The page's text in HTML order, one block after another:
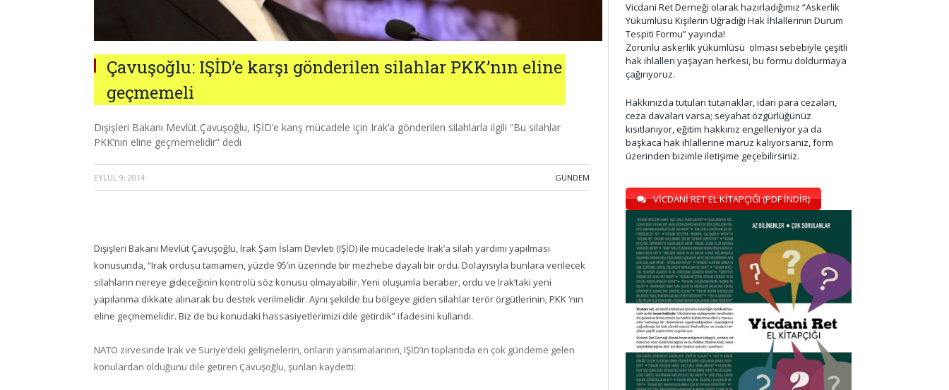
Çavuşoğlu: IŞİD’e karşı gönderilen silahlar PKK’nın eline
geçmemeli
Dışişleri Bakanı Mevlüt Çavuşoğlu, IŞİD’e karış mücadele için Irak’a gönderilen silahlarla ilgili “Bu silahlar
PKK’nın eline geçmemelidir” dedi
EYLÜL 9, 2014 · GÜNDEM
Dışişleri Bakanı Mevlüt Çavuşoğlu, Irak Şam İslam Devleti (IŞİD) ile mücadelede Irak’a silah yardımı yapılması
konusunda, “Irak ordusu tamamen, yüzde 95’in üzerinde bir mezhebe dayalı bir ordu. Dolayısıyla bunlara verilecek
silahların nereye gideceğinin kontrolü söz konusu olmayabilir. Yeni oluşumla beraber, ordu ve Irak’taki yeni
yapılanma dikkate alınarak bu destek verilmelidir. Aynı şekilde bu bölgeye giden silahlar terör örgütlerinin, PKK ‘nın
eline geçmemelidir. Biz de bu konudaki hassasiyetlerimizi dile getirdik” ifadesini kullandı.
NATO zirvesinde Irak ve Suriye’deki gelişmelerin, onların yansımalarının, IŞİD’in toplantıda en çok gündeme gelen
konulardan olduğunu dile getiren Çavuşoğlu, şunları kaydetti:
Vicdani Ret Derneği olarak hazırladığımız “Askerlik
Yükümlüsü Kişilerin Uğradığı Hak İhlallerinin Durum
Tespiti Formu” yayında!
Zorunlu askerlik yükümlüsü olması sebebiyle çeşitli
hak ihlalleri yaşayan herkesi, bu formu doldurmaya
çağırıyoruz.
Hakkınızda tutulan tutanaklar, idari para cezaları,
ceza davaları varsa; seyahat özgürlüğünüz
kısıtlanıyor, eğitim hakkınız engelleniyor ya da
başkaca hak ihlallerine maruz kalıyorsanız, form
üzerinden bizimle iletişime geçebilirsiniz.
VİCDANİ RET EL KİTAPÇIĞI (PDF İNDİR)